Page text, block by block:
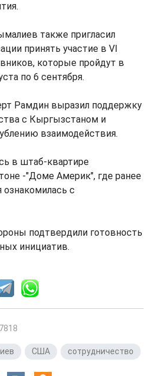
также пригласил
принять участие в VI
которые пройдут в
по 6 сентября.
Рамдин выразил поддержку
с Кыргызстаном и
взаимодействия.
в штаб-квартире
-"Доме Америк", где ранее
ознакомилась с
подтвердили готовность
инициатив.
США сотрудничество